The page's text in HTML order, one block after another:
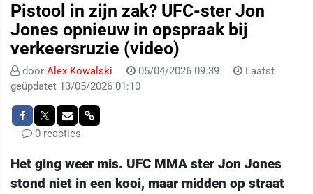
Pistool in zijn zak? UFC-ster Jon
Jones opnieuw in opspraak bij
verkeersruzie (video)
door Alex Kowalski 05/04/2026 09:39
Laatst
geüpdatet 13/05/2026 01:10
0 reacties
Het ging weer mis. UFC MMA ster Jon Jones
stond niet in een kooi, maar midden op straat